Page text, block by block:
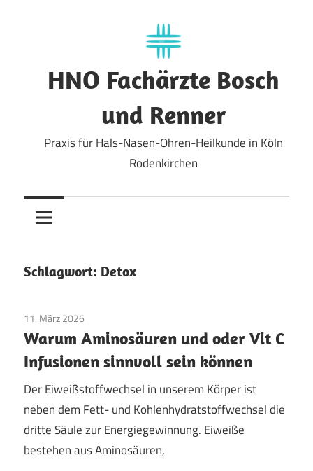
HNO Fachärzte Bosch
und Renner
Praxis für Hals-Nasen-Ohren-Heilkunde in Köln
Rodenkirchen
Schlagwort: Detox
11. März 2026
Warum Aminosäuren und oder Vit C
Infusionen sinnvoll sein können
Der Eiweißstoffwechsel in unserem Körper ist
neben dem Fett- und Kohlenhydratstoffwechsel die
dritte Säule zur Energiegewinnung. Eiweiße
bestehen aus Aminosäuren,